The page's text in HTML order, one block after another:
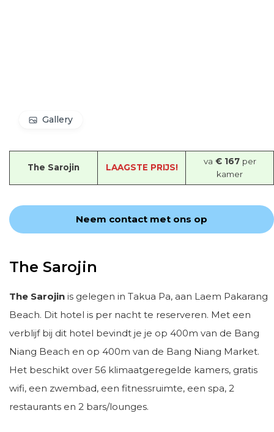
Gallery
The Sarojin LAAGSTE PRIJS!
va € 167per
kamer
Neem contact met ons op
The Sarojin
The Sarojin is gelegen in Takua Pa, aan Laem Pakarang
Beach. Dit hotel is per nacht te reserveren. Met een
verblijf bij dit hotel bevindt je je op 400m van de Bang
Niang Beach en op 400m van de Bang Niang Market.
Het beschikt over 56 klimaatgeregelde kamers, gratis
wifi, een zwembad, een fitnessruimte, een spa, 2
restaurants en 2 bars/lounges.